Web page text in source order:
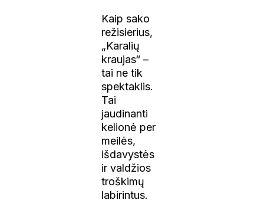
Kaip sako
režisierius,
„Karalių
kraujas“ –
tai ne tik
spektaklis.
Tai
jaudinanti
kelionė per
meilės,
išdavystės
ir valdžios
troškimų
labirintus.